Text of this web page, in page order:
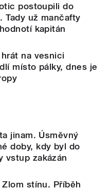
postoupili do
Tady už mančafty
kapitán
na vesnici
místo pálky, dnes je
jinam. Úsměvný
doby, kdy byl do
vstup zakázán
stínu. Příběh